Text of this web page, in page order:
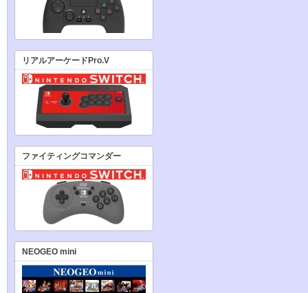
リアルアーケードPro.V
ファイティングコマンダー
NEOGEO mini